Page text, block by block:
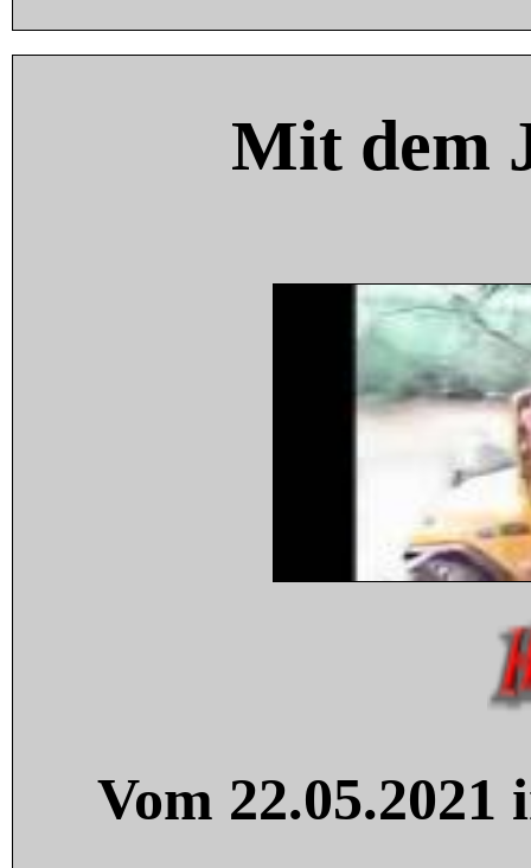
Mit dem
Vom